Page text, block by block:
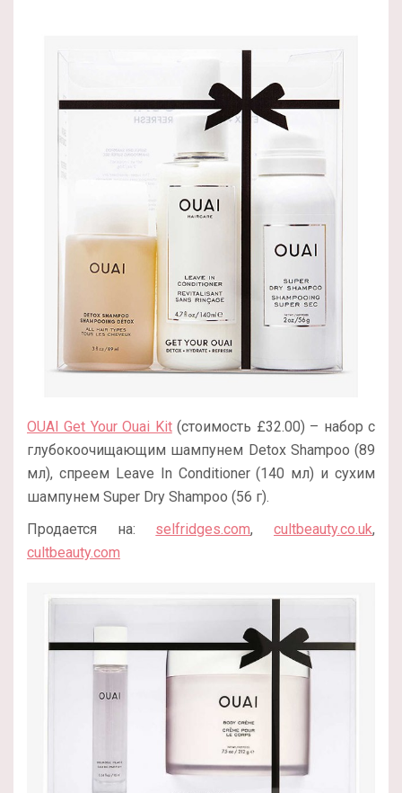
OUAI Get Your Ouai Kit(стоимость £32.00) – набор с
глубокоочищающим шампунем Detox Shampoo (89
мл), спреем Leave In Conditioner (140 мл) и сухим
шампунем Super Dry Shampoo (56 г).
Продается на: selfridges.com,cultbeauty.co.uk,
cultbeauty.com